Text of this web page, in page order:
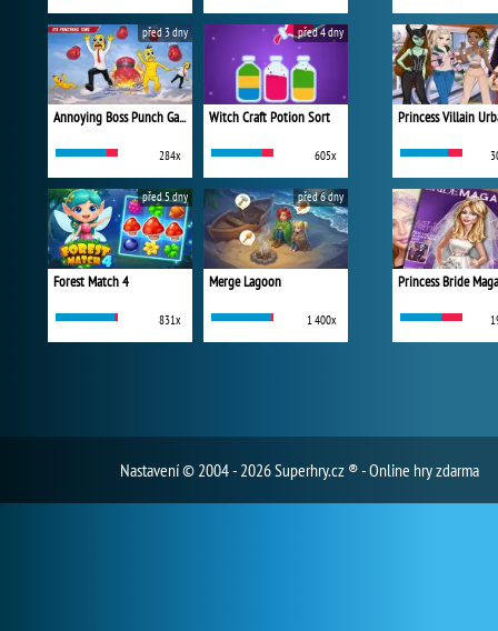
Annoying Boss Punch Game
284x
před 3 dny
Witch Craft Potion Sort
605x
před 4 dny
Forest Match 4
831x
před 5 dny
Merge Lagoon
1 400x
před 6 dny
Princess Bride
Nastavení© 2004 - 2026 Superhry.cz ® - Online hry zdarma